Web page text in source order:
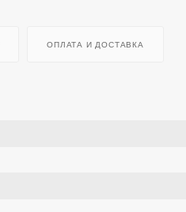
ОПЛАТА И ДОСТАВКА